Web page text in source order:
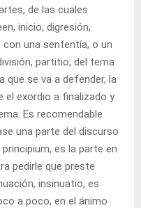
de las cuales
inicio, digresión,
una sententía, o un
partitio, del tema
que se va a defender, la
el exordio a finalizado y
Es recomendable
una parte del discurso
es la parte en
pedirle que preste
insinuatio, es
a poco, en el ánimo